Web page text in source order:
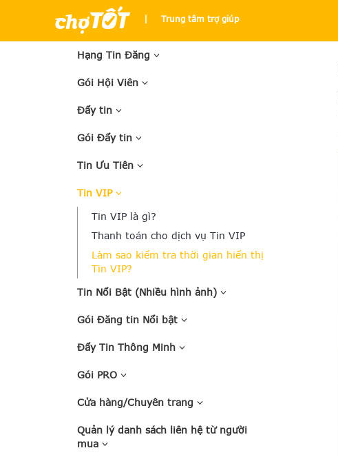
Trung tâm trợ giúp
Hạng Tin Đăng
Gói Hội Viên
Đẩy tin
Gói Đẩy tin
Tin Ưu Tiên
Tin VIP
Tin VIP là gì?
Thanh toán cho dịch vụ Tin VIP
Làm sao kiểm tra thời gian hiển thị
Tin VIP?
Tin Nổi Bật (Nhiều hình ảnh)
Gói Đăng tin Nổi bật
Đẩy Tin Thông Minh
Gói PRO
Cửa hàng/Chuyên trang
Quản lý danh sách liên hệ từ người
mua